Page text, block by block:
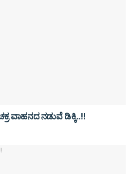
ವಾಹನದ ನಡುವೆ ಡಿಕ್ಕಿ..!!